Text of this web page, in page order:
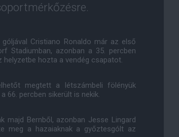
Cristiano Ronaldo már az első
Stadiumban, azonban a 35. percben
hozta a vendég csapatot.
megtett a létszámbeli fölényük
66. percben sikerült is nekik.
majd Bernből, azonban Jesse Lingard
meg a hazaiaknak a győztesgólt az